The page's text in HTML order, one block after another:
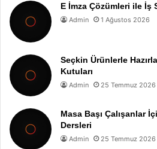
E İmza Çözümleri ile İş
Admin 1 Ağustos 2026
Seçkin Ürünlerle
Kutuları
Admin 25 Temmuz 2026
Masa Başı Çalışanlar
Dersleri
Admin 25 Temmuz 2026